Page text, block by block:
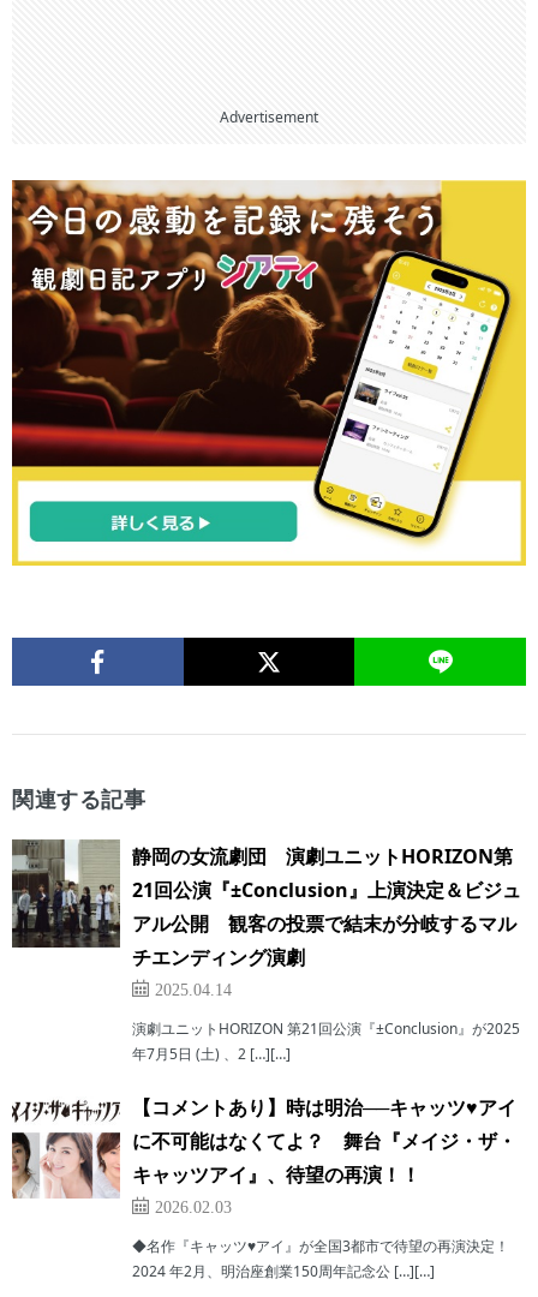
Advertisement
関連する記事
静岡の女流劇団 演劇ユニットHORIZON第
21回公演『±Conclusion』上演決定＆ビジュ
アル公開 観客の投票で結末が分岐するマル
チエンディング演劇
2025.04.14
演劇ユニットHORIZON 第21回公演『±Conclusion』が2025
年7月5日 (土) 、2 […][…]
【コメントあり】時は明治──キャッツ♥アイ
に不可能はなくてよ？ 舞台『メイジ・ザ・
キャッツアイ』、待望の再演！！
2026.02.03
◆名作『キャッツ♥アイ』が全国3都市で待望の再演決定！
2024 年2月、明治座創業150周年記念公 […][…]